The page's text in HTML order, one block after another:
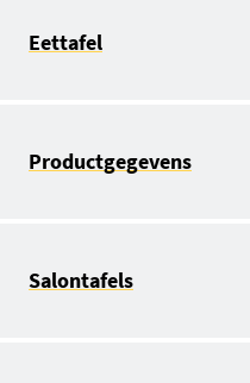
Eettafel
Productgegevens
Salontafels